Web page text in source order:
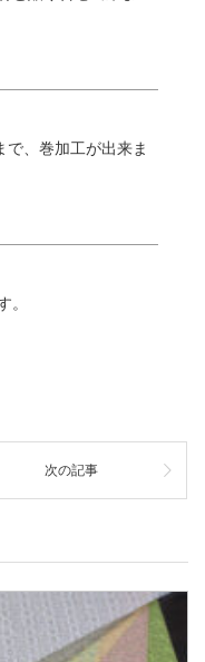
、巻加工が出来ま
。
次の記事